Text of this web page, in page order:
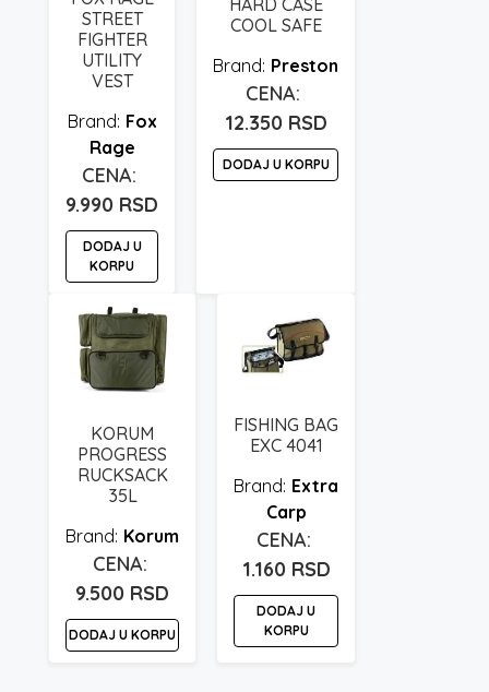
STREET
FIGHTER
UTILITY
VEST
Fox
Rage
9.990 RSD
DODAJ U
KORPU
HARD CASE
COOL SAFE
Preston
12.350 RSD
DODAJ U KORPU
KORUM
PROGRESS
RUCKSACK
35L
Korum
9.500 RSD
DODAJ U KORPU
FISHING BAG
EXC 4041
Extra
Carp
1.160 RSD
DODAJ U
KORPU